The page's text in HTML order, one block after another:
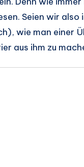
Seien wir
wie man einer
aus ihm zu